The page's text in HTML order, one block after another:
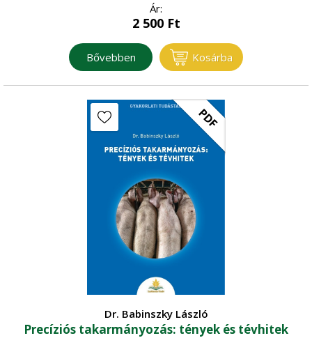
Ár:
2 500Ft
Bővebben Kosárba
PDF
Dr. Babinszky László
Precíziós takarmányozás: tények és tévhitek